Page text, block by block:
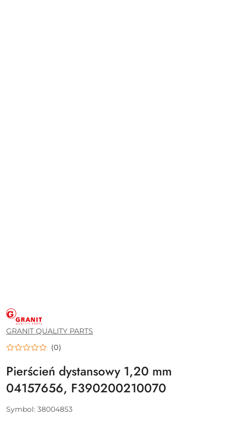
GRANIT
QUALITY
PARTS
GRANIT QUALITY PARTS
(0)
Pierścień dystansowy 1,20 mm
04157656, F390200210070
Symbol: 38004853